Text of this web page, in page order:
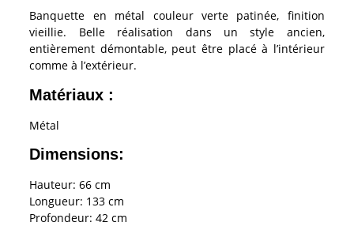
Banquette en métal couleur verte patinée, finition
vieillie. Belle réalisation dans un style ancien,
entièrement démontable, peut être placé à l’intérieur
comme à l’extérieur.
Matériaux :
Métal
Dimensions:
Hauteur: 66 cm
Longueur: 133 cm
Profondeur: 42 cm